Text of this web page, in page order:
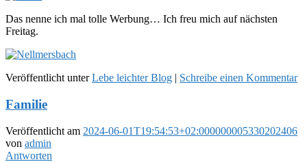
Das nenne ich mal tolle Werbung… Ich freu mich auf nächsten
Freitag.
Veröffentlicht unter Lebe leichter Blog | Schreibe einen Kommentar
Familie
Veröffentlicht am 2024-06-01T19:54:53+02:000000005330202406
von admin
Antworten